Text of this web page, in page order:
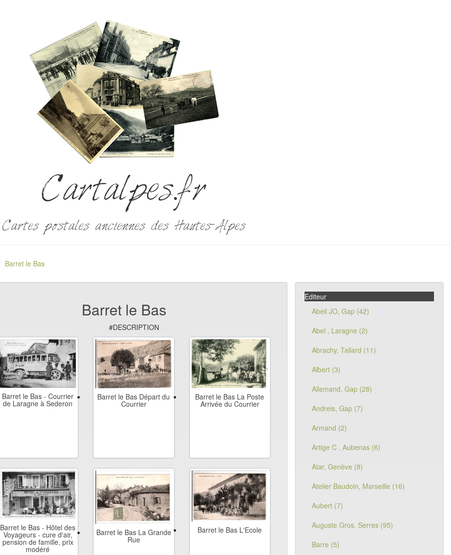
Cartalpes.fr
Cartes postales anciennes des Hautes-Alpes
Barret le Bas
Barret le Bas
#DESCRIPTION
Barret le Bas - Courrier
de Laragne à Sederon
Barret le Bas Départ du
Courrier
Barret le Bas La Poste
Arrivée du Courrier
Barret le Bas - Hôtel des
Voyageurs - cure d'air,
pension de famille, prix
modéré
Barret le Bas La Grande
Rue
Barret le Bas L'Ecole
Editeur
Abeil JO, Gap (42)
Abel , Laragne (2)
Abrachy, Tallard (11)
Albert (3)
Allemand, Gap (28)
Andreis, Gap (7)
Armand (2)
Artige C , Aubenas (6)
Atar, Genève (8)
Atelier Baudoin, Marseille (16)
Aubert (7)
Auguste Gros, Serres (95)
Barre (5)